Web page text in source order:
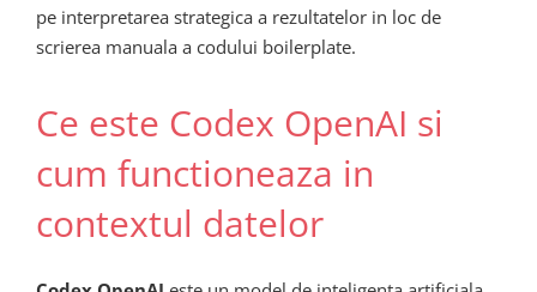
pe interpretarea strategica a rezultatelor in loc de
scrierea manuala a codului boilerplate.
Ce este Codex OpenAI si
cum functioneaza in
contextul datelor